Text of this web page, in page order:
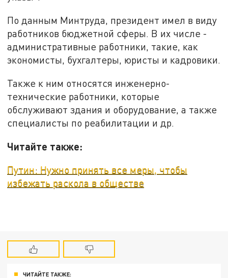
По данным Минтруда, президент имел в виду
работников бюджетной сферы. В их числе -
административные работники, такие, как
экономисты, бухгалтеры, юристы и кадровики.
Также к ним относятся инженерно-
технические работники, которые
обслуживают здания и оборудование, а также
специалисты по реабилитации и др.
Читайте также:
Путин: Нужно принять все меры, чтобы
избежать раскола в обществе
ЧИТАЙТЕ ТАКЖЕ: